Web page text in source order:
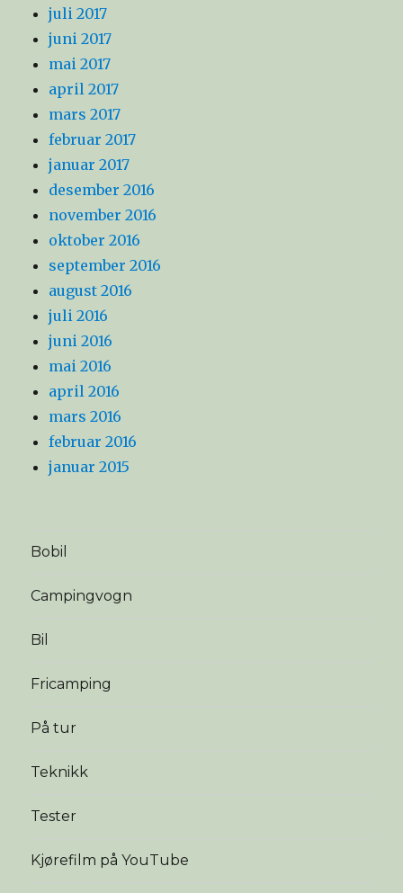
juli 2017
juni 2017
mai 2017
april 2017
mars 2017
februar 2017
januar 2017
desember 2016
november 2016
oktober 2016
september 2016
august 2016
juli 2016
juni 2016
mai 2016
april 2016
mars 2016
februar 2016
januar 2015
Bobil
Campingvogn
Bil
Fricamping
På tur
Teknikk
Tester
Kjørefilm på YouTube